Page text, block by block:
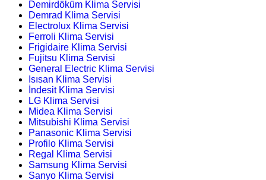
Demirdöküm Klima Servisi
Demrad Klima Servisi
Electrolux Klima Servisi
Ferroli Klima Servisi
Frigidaire Klima Servisi
Fujitsu Klima Servisi
General Electric Klima Servisi
Isısan Klima Servisi
İndesit Klima Servisi
LG Klima Servisi
Midea Klima Servisi
Mitsubishi Klima Servisi
Panasonic Klima Servisi
Profilo Klima Servisi
Regal Klima Servisi
Samsung Klima Servisi
Sanyo Klima Servisi